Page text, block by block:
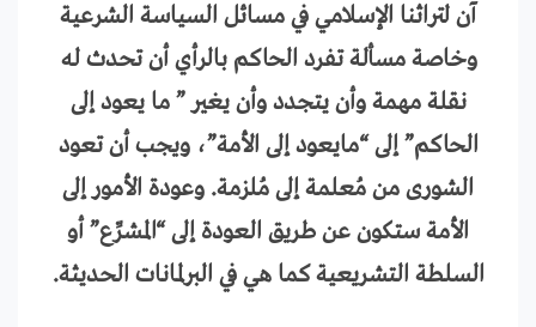
آن لتراثنا الإسلامي في مسائل السياسة الشرعية
وخاصة مسألة تفرد الحاكم بالرأي أن تحدث له
نقلة مهمة وأن يتجدد وأن يغير ” ما يعود إلى
الحاكم” إلى “مايعود إلى الأمة”، ويجب أن تعود
الشورى من مُعلمة إلى مُلزمة. وعودة الأمور إلى
الأمة ستكون عن طريق العودة إلى “المشرِّع” أو
السلطة التشريعية كما هي في البرلمانات الحديثة.